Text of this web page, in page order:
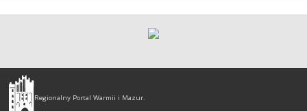
Olsztyn
-
Regionalny Portal Warmii i Mazur.